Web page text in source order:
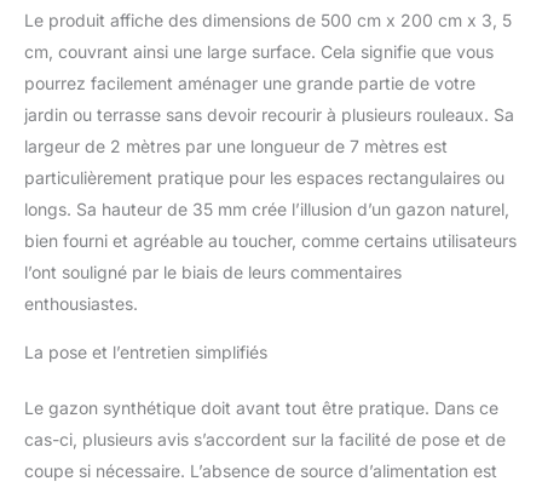
commande: Votre commande
doit être faite en une seule
fois car les gazons
synthétiques ont des
différences entre chaque
confection. Tolérance de
confection plus ou moins
7%, Tolérance de découpe
plus ou moins 5% Installation
et entretien simplifiés: Lors de
votre première installation, un
surplus. Pensez à vous
de pose nécessaires pour
obtenir un rendu optimal
Dimensions et surface de
couverture: Gazon
Le produit affiche des dimensions de 500 cm x 200 cm x 3, 5
cm, couvrant ainsi une large surface. Cela signifie que vous
pourrez facilement aménager une grande partie de votre
jardin ou terrasse sans devoir recourir à plusieurs rouleaux. Sa
largeur de 2 mètres par une longueur de 7 mètres est
particulièrement pratique pour les espaces rectangulaires ou
longs. Sa hauteur de 35 mm crée l’illusion d’un gazon naturel,
bien fourni et agréable au toucher, comme certains utilisateurs
l’ont souligné par le biais de leurs commentaires
enthousiastes.
La pose et l’entretien simplifiés
Le gazon synthétique doit avant tout être pratique. Dans ce
cas-ci, plusieurs avis s’accordent sur la facilité de pose et de
coupe si nécessaire. L’absence de source d’alimentation est